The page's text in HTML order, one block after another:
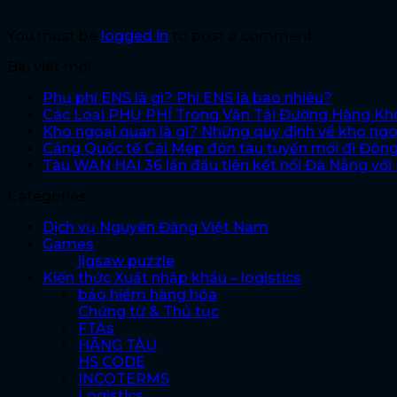
logged in
Phụ phí ENS là gì? Phí ENS là bao nhiêu?
Các Loại PHỤ PHÍ Trong Vận Tải Đường Hàng
Kho ngoại quan là gì? Những quy định về kho
Cảng Quốc tế Cái Mép đón tàu tuyến mới đi
Tàu WAN HAI 36 lần đầu tiên kết nối Đà Nẵng với
Dịch vụ Nguyên Đăng Việt Nam
Games
jigsaw puzzle
Kiến thức Xuất nhập khẩu – logistics
bảo hiểm hàng hóa
Chứng từ & Thủ tục
FTAs
HÃNG TÀU
HS CODE
INCOTERMS